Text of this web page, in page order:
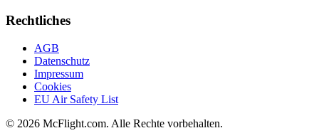
Rechtliches
AGB
Datenschutz
Impressum
Cookies
EU Air Safety List
© 2026 McFlight.com. Alle Rechte vorbehalten.